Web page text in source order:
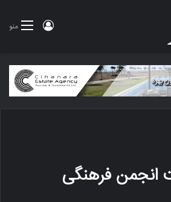
منو ورود
انجمن فرهنگی